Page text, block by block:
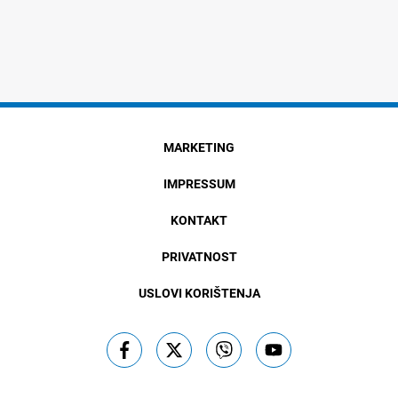
MARKETING
IMPRESSUM
KONTAKT
PRIVATNOST
USLOVI KORIŠTENJA